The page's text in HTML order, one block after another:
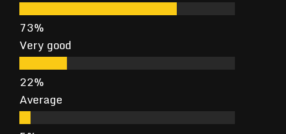
Very good
Average